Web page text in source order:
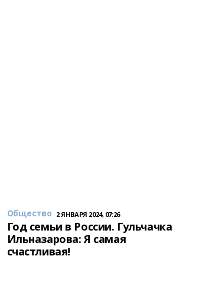
Общество 2 ЯНВАРЯ 2024, 07:26
Год семьи в России. Гульчачка
Ильназарова: Я самая
счастливая!